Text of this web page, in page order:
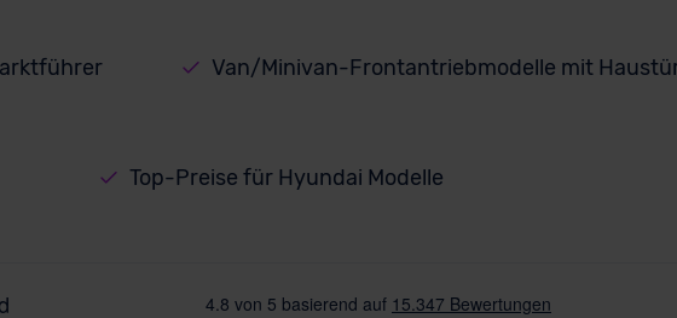
Van/Minivan-Frontantriebmodelle mit
Top-Preise für Hyundai Modelle